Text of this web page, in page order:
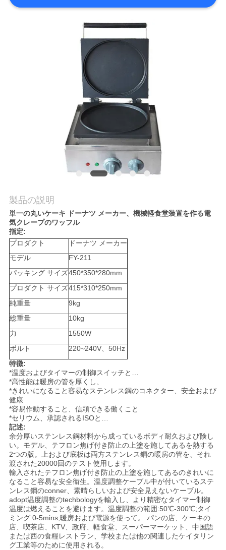
私
達
に
連
絡
し
な
さ
い
ニ
ュ
ー
ス
場
合
製品の説明
単一の丸いケーキ ドーナツ メーカー、機械軽食堂装置を作る電
気クレープのワッフル
指定:
プロダクト
ドーナツ メーカー
モデル
FY-211
パッキング サイズ450*350*280mm
プロダクト サイズ415*310*250mm
純重量
9kg
総重量
10kg
力
1550W
ボルト
220~240V、50Hz
特徴:
*温度およびタイマーの制御スイッチと…
*高性能は暖房の管を厚くし、
*きれいになること容易なステンレス鋼のコネクター、安全および
健康
*容易作動すること、信頼できる働くこと
*セリウム、承認されるISOと…
記述:
余分厚いステンレス鋼材料から成っているボディ耐久および険し
い。モデル、テフロン焦げ付き防止の上塗を施してあるを熱する
2つの版。上および底板は両方ステンレス鋼の暖房の管を、それ
渡された20000回のテスト使用します。
輸入されたテフロン焦げ付き防止の上塗を施してあるのきれいに
なること容易な安全衞生。温度調整ケーブル中が付いているステ
ンレス鋼のconner、素晴らしいおよび安全見えないケーブル。
adopt温度調整のtechbologyを輸入し、より精密なタイマー制御
温度は燃えることを避けます。温度調整の範囲:50℃-300℃;タイ
ミング:0-5mins;暖房および電源を使って。 パンの店、ケーキの
店、喫茶店、KTV、政府、軽食堂、スーパーマーケット、中国語
または西の食糧レストラン、学校または他の関連したケイタリン
グ工業等のために使用される。